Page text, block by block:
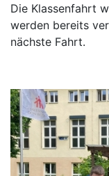
Die Klassenfahrt
werden bereits
nächste Fahrt.